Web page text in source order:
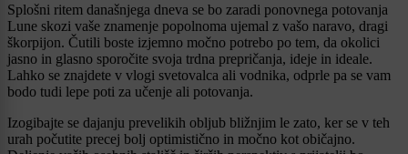
Splošni ritem današnjega dneva se bo zaradi ponovnega potovanja
Lune skozi vaše znamenje popolnoma ujemal z vašo naravo, dragi
škorpijon. Čutili boste izjemno močno potrebo po tem, da okolici
jasno in glasno sporočite svoja trdna prepričanja, ideje in ideale.
Lahko se znajdete v vlogi svetovalca ali vodnika, odprle pa se vam
bodo tudi lepe poti za učenje ali potovanja.
Izogibajte se dajanju prevelikih obljub bližnjim le zato, ker se v teh
urah počutite precej bolj optimistično in močno kot običajno.